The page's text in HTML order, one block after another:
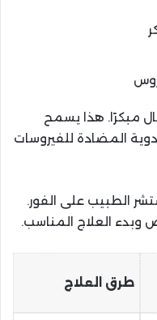
مبكرًا. هذا يسمح
المضادة للفيروسات
الطبيب على الفور.
العلاج المناسب.
طرق العلاج